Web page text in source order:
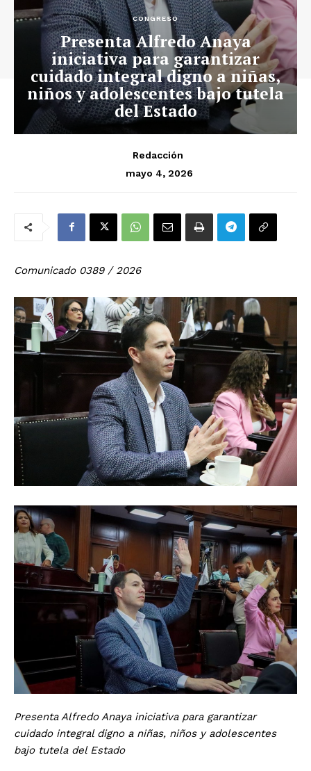
CONGRESO
Presenta Alfredo Anaya
iniciativa para garantizar
cuidado integral digno a niñas,
niños y adolescentes bajo tutela
del Estado
Redacción
mayo 4, 2026
Comunicado 0389 / 2026
Presenta Alfredo Anaya iniciativa para garantizar
cuidado integral digno a niñas, niños y adolescentes
bajo tutela del Estado